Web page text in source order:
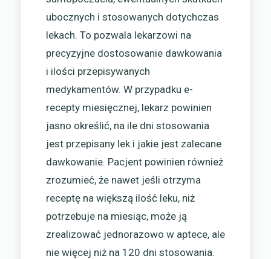
ubocznych i stosowanych dotychczas
lekach. To pozwala lekarzowi na
precyzyjne dostosowanie dawkowania
i ilości przepisywanych
medykamentów. W przypadku e-
recepty miesięcznej, lekarz powinien
jasno określić, na ile dni stosowania
jest przepisany lek i jakie jest zalecane
dawkowanie. Pacjent powinien również
zrozumieć, że nawet jeśli otrzyma
receptę na większą ilość leku, niż
potrzebuje na miesiąc, może ją
zrealizować jednorazowo w aptece, ale
nie więcej niż na 120 dni stosowania.